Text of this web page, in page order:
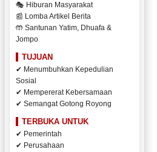
🎭 Hiburan Masyarakat
📰 Lomba Artikel Berita
🤲 Santunan Yatim, Dhuafa &
Jompo
TUJUAN
✔ Menumbuhkan Kepedulian
Sosial
✔ Mempererat Kebersamaan
✔ Semangat Gotong Royong
TERBUKA UNTUK
✔ Pemerintah
✔ Perusahaan